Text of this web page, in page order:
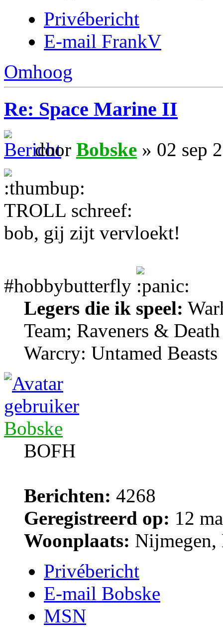
Privébericht
E-mail FrankV
Omhoog
Re: Space Marine II
door Bobske » 02 sep
TROLL schreef:
bob, gij zijt vervloekt!
#hobbybutterfly
Legers die ik speel:
Team; Raveners &
Warcry: Untamed Beasts
Bobske
BOFH
Berichten: 4268
Geregistreerd op: 12
Woonplaats:
Privébericht
E-mail Bobske
MSN